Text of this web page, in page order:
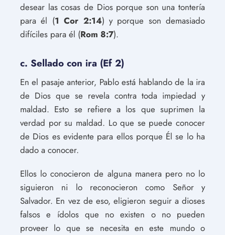
desear las cosas de Dios porque son una tontería
para él (1 Cor 2:14) y porque son demasiado
difíciles para él (Rom 8:7).
c. Sellado con ira (Ef 2)
En el pasaje anterior, Pablo está hablando de la ira
de Dios que se revela contra toda impiedad y
maldad. Esto se refiere a los que suprimen la
verdad por su maldad. Lo que se puede conocer
de Dios es evidente para ellos porque Él se lo ha
dado a conocer.
Ellos lo conocieron de alguna manera pero no lo
siguieron ni lo reconocieron como Señor y
Salvador. En vez de eso, eligieron seguir a dioses
falsos e ídolos que no existen o no pueden
proveer lo que se necesita en este mundo o